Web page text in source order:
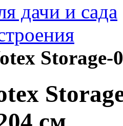
дачи и сада
Storage-